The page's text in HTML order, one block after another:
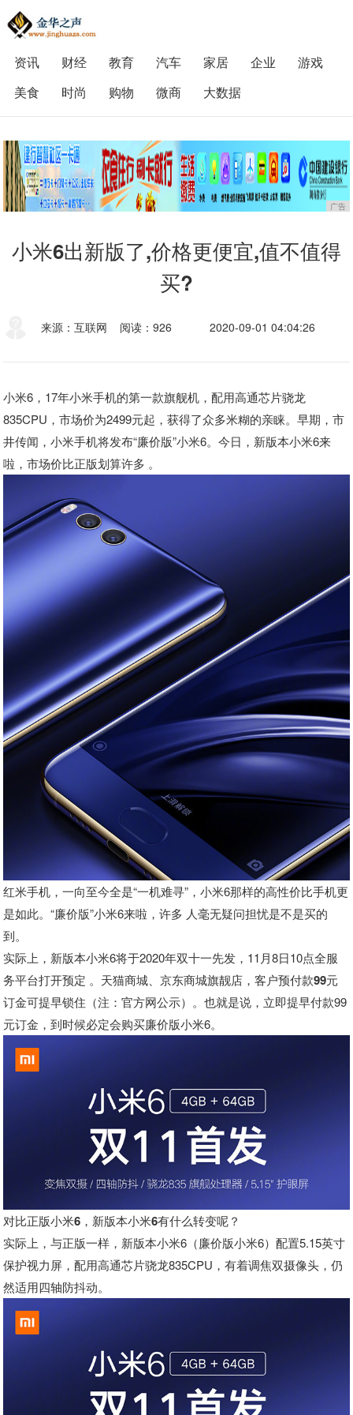
资讯 财经 教育 汽车 家居 企业
游戏
美食
时尚 购物 微商 大数据
广告
小米6出新版了,价格更便宜,值不值得
买?
来源：互联网 阅读：926 2020-09-01 04:04:26
小米6，17年小米手机的第一款旗舰机，配用高通芯片骁龙
835CPU，市场价为2499元起，获得了众多米糊的亲睐。早期，市
井传闻，小米手机将发布“廉价版”小米6。今日，新版本小米6来
啦，市场价比正版划算许多 。
红米手机，一向至今全是“一机难寻”，小米6那样的高性价比手机更
是如此。“廉价版”小米6来啦，许多 人毫无疑问担忧是不是买的
到。
实际上，新版本小米6将于2020年双十一先发，11月8日10点全服
务平台打开预定 。天猫商城、京东商城旗靓店，客户预付款99元
订金可提早锁住 （注：官方网公示） 。也就是说，立即提早付款99
元订金，到时候必定会购买廉价版小米6。
对比正版小米6，新版本小米6有什么转变呢？
实际上，与正版一样，新版本小米6（廉价版小米6）配置5.15英寸
保护视力屏，配用高通芯片骁龙835CPU，有着调焦双摄像头，仍
然适用四轴防抖动。